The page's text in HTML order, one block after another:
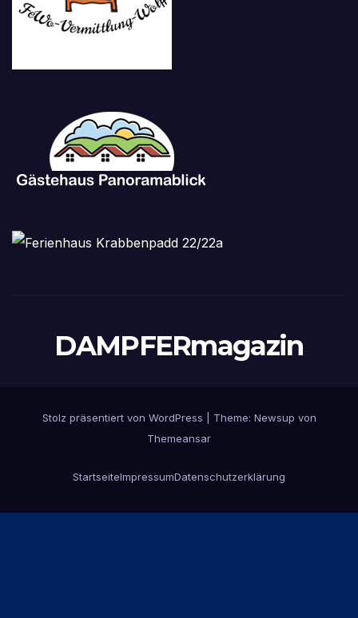
DAMPFERmagazin
Stolz präsentiert von WordPress Theme: Newsup von
Themeansar
StartseiteImpressumDatenschutzerklärung